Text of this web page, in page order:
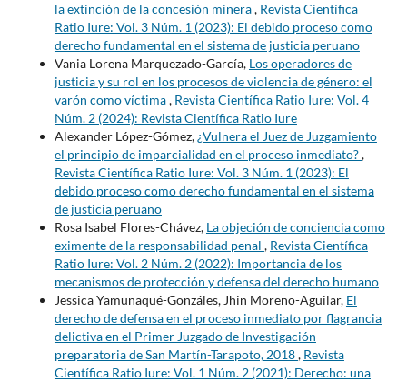
la extinción de la concesión minera, Revista Científica
Ratio Iure: Vol. 3 Núm. 1 (2023): El debido proceso como
derecho fundamental en el sistema de justicia peruano
Vania Lorena Marquezado-García, Los operadores de
justicia y su rol en los procesos de violencia de género: el
varón como víctima, Revista Científica Ratio Iure: Vol. 4
Núm. 2 (2024): Revista Científica Ratio Iure
Alexander López-Gómez,¿Vulnera el Juez de Juzgamiento
el principio de imparcialidad en el proceso inmediato?,
Revista Científica Ratio Iure: Vol. 3 Núm. 1 (2023): El
debido proceso como derecho fundamental en el sistema
de justicia peruano
Rosa Isabel Flores-Chávez, La objeción de conciencia como
eximente de la responsabilidad penal , Revista Científica
Ratio Iure: Vol. 2 Núm. 2 (2022): Importancia de los
mecanismos de protección y defensa del derecho humano
Jessica Yamunaqué-Gonzáles, Jhin Moreno-Aguilar, El
derecho de defensa en el proceso inmediato por flagrancia
delictiva en el Primer Juzgado de Investigación
preparatoria de San Martín-Tarapoto, 2018, Revista
Científica Ratio Iure: Vol. 1 Núm. 2 (2021): Derecho: una